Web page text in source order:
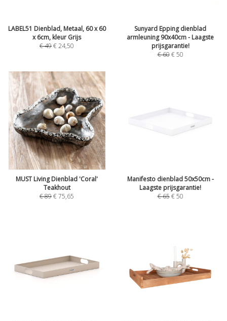
LABEL51 Dienblad, Metaal, 60 x 60
x 6cm, kleur Grijs
€49€24,50
Sunyard Epping dienblad
armleuning 90x40cm - Laagste
prijsgarantie!
€60 €50
MUST Living Dienblad 'Coral'
Teakhout
€89€75,65
Manifesto dienblad 50x50cm -
Laagste prijsgarantie!
€65 €50